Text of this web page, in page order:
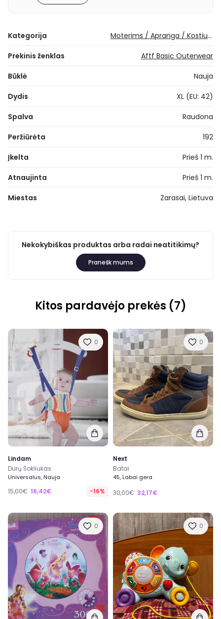
Kategorija Moterims / Apranga / Kostiumai ir švarkai / Švarkeliai
Prekinis ženklas Aftf Basic Outerwear
Būklė Nauja
Dydis XL (EU: 42)
Spalva Raudona
Peržiūrėta 192
Įkelta Prieš 1 m.
Atnaujinta Prieš 1 m.
Miestas Zarasai, Lietuva
Nekokybiškas produktas arba radai neatitikimų?
Pranešk mums
Kitos pardavėjo prekės (7)
0
Lindam
Durų Šokliukas
Universalus, Nauja
15,00€ 16,42€ -16%
0
Next
Batai
45, Labai gera
30,00€ 32,17€
0 0